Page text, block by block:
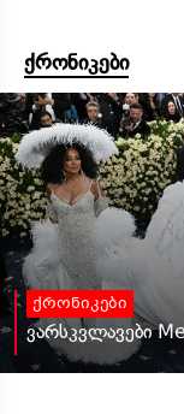
ქრონიკები
ქრონიკები
ვარსკვლავები